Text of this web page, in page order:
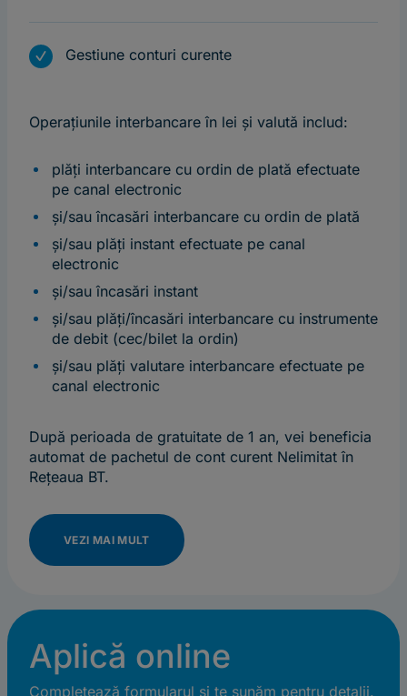
m Gestiune conturi curente
Operațiunile interbancare în lei și valută includ:
plăți interbancare cu ordin de plată efectuate
pe canal electronic
și/sau încasări interbancare cu ordin de plată
și/sau plăți instant efectuate pe canal
electronic
și/sau încasări instant
și/sau plăți/încasări interbancare cu instrumente
de debit (cec/bilet la ordin)
și/sau plăți valutare interbancare efectuate pe
canal electronic
După perioada de gratuitate de 1 an, vei beneficia
automat de pachetul de cont curent Nelimitat în
Rețeaua BT.
VEZI MAI MULT
Aplică online
Completează formularul și te sunăm pentru detalii.